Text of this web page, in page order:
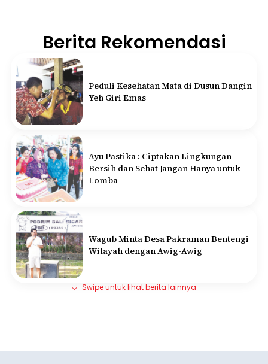
Berita Rekomendasi
Peduli Kesehatan Mata di Dusun Dangin
Yeh Giri Emas
Ayu Pastika : Ciptakan Lingkungan
Bersih dan Sehat Jangan Hanya untuk
Lomba
Wagub Minta Desa Pakraman Bentengi
Wilayah dengan Awig-Awig
Swipe untuk lihat berita lainnya